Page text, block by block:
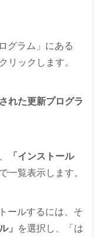
グラム」にある
リックします。
れた更新プログラ
「インストール
一覧表示します。
ールするには、そ
」 を選択し、「は